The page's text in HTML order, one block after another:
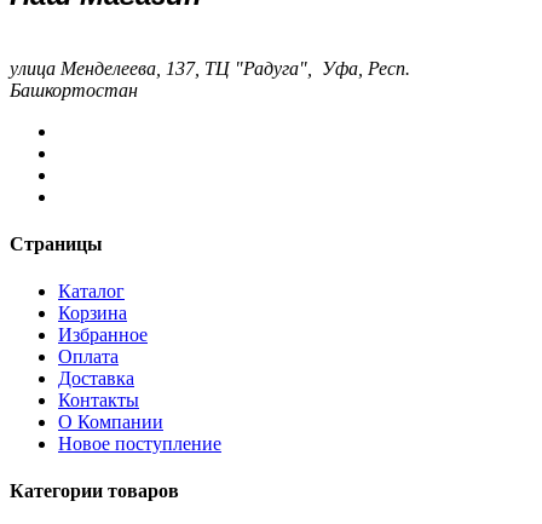
улица Менделеева, 137, ТЦ "Радуга", Уфа, Респ.
Башкортостан
Страницы
Каталог
Корзина
Избранное
Оплата
Доставка
Контакты
О Компании
Новое поступление
Категории товаров